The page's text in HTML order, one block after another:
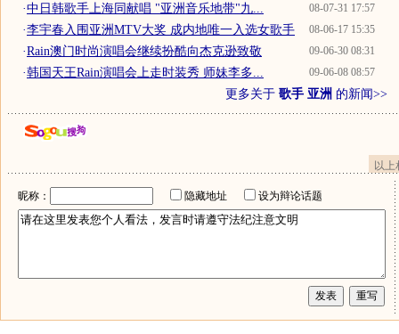
08-07-31 17:57
·中日韩歌手上海同献唱 "亚洲音乐地带"九...
08-06-17 15:35
·李宇春入围亚洲MTV大奖 成内地唯一入选女歌手
09-06-30 08:31
·Rain澳门时尚演唱会继续扮酷向杰克逊致敬
09-06-08 08:57
·韩国天王Rain演唱会上走时装秀 师妹李多...
更多关于 歌手 亚洲 的新闻>>
以
昵称： 隐藏地址 设为辩论话题